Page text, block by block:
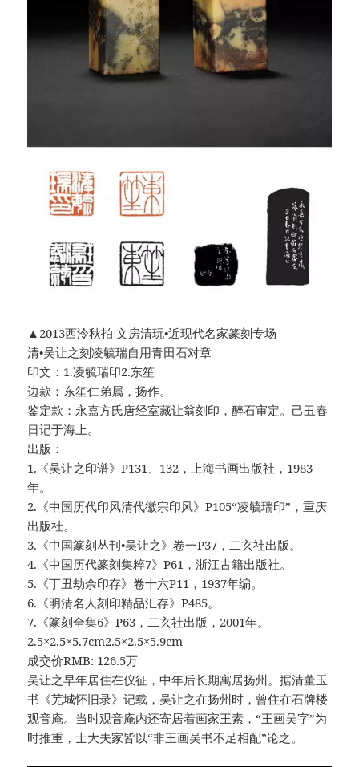
▲2013西泠秋拍 文房清玩•近现代名家篆刻专场
清•吴让之刻凌毓瑞自用青田石对章
印文：1.凌毓瑞印2.东笙
边款：东笙仁弟属，扬作。
鉴定款：永嘉方氏唐经室藏让翁刻印，醉石审定。己丑春
日记于海上。
出版：
1.《吴让之印谱》P131、132，上海书画出版社，1983
年。
2.《中国历代印风清代徽宗印风》P105“凌毓瑞印”，重庆
出版社。
3.《中国篆刻丛刊•吴让之》卷一P37，二玄社出版。
4.《中国历代篆刻集粹7》P61，浙江古籍出版社。
5.《丁丑劫余印存》卷十六P11，1937年编。
6.《明清名人刻印精品汇存》P485。
7.《篆刻全集6》P63，二玄社出版，2001年。
2.5×2.5×5.7cm2.5×2.5×5.9cm
成交价RMB: 126.5万
吴让之早年居住在仪征，中年后长期寓居扬州。据清董玉
书《芜城怀旧录》记载，吴让之在扬州时，曾住在石牌楼
观音庵。当时观音庵内还寄居着画家王素，“王画吴字”为
时推重，士大夫家皆以“非王画吴书不足相配”论之。